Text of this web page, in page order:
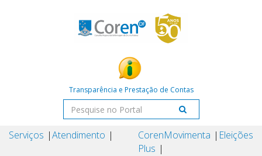
Transparência e Prestação de Contas
Serviços Atendimento
Coren
Plus
Movimenta Eleições